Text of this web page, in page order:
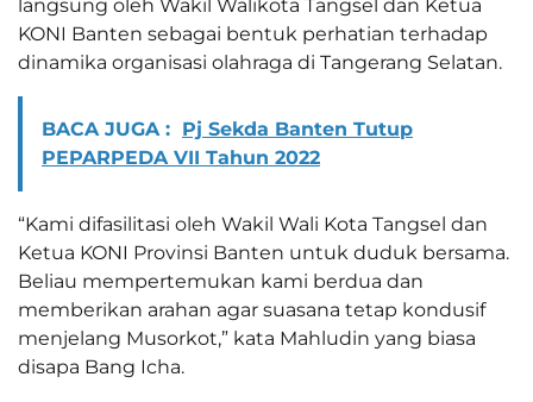
langsung oleh Wakil Walikota Tangsel dan Ketua
KONI Banten sebagai bentuk perhatian terhadap
dinamika organisasi olahraga di Tangerang Selatan.
BACA JUGA : Pj Sekda Banten Tutup
PEPARPEDA VII Tahun 2022
“Kami difasilitasi oleh Wakil Wali Kota Tangsel dan
Ketua KONI Provinsi Banten untuk duduk bersama.
Beliau mempertemukan kami berdua dan
memberikan arahan agar suasana tetap kondusif
menjelang Musorkot,” kata Mahludin yang biasa
disapa Bang Icha.